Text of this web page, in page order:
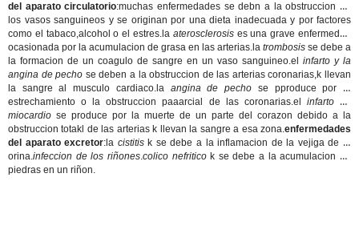
del aparato circulatorio:muchas enfermedades se debn a la obstruccion de
los vasos sanguineos y se originan por una dieta inadecuada y por factores
como el tabaco,alcohol o el estres.la aterosclerosises una grave enfermedad
ocasionada por la acumulacion de grasa en las arterias.la trombosis se debe a
la formacion de un coagulo de sangre en un vaso sanguineo.el infarto y la
angina de pecho se deben a la obstruccion de las arterias coronarias,k llevan
la sangre al musculo cardiaco.la angina de pecho se pproduce por el
estrechamiento o la obstruccion paaarcial de las coronarias.el infarto de
miocardio se produce por la muerte de un parte del corazon debido a la
obstruccion totakl de las arterias k llevan la sangre a esa zona.enfermedades
del aparato excretor:la cistitisk se debe a la inflamacion de la vejiga de la
orina.infeccion de los riñones.colico nefritico k se debe a la acumulacion de
piedras en un riñon.